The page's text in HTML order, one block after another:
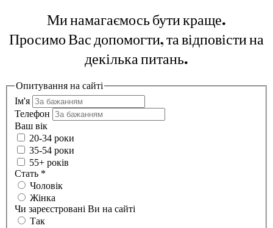
Ми намагаємось бути краще.
Просимо Вас допомогти, та відповісти на
декілька питань.
Опитування на сайті
Ім'я
Телефон
Ваш вік
20-34 роки
35-54 роки
55+ років
Стать *
Чоловік
Жінка
Чи зареєстровані Ви на сайті
Так